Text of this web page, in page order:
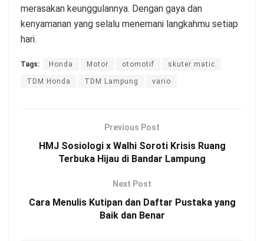
merasakan keunggulannya. Dengan gaya dan
kenyamanan yang selalu menemani langkahmu setiap
hari.
Tags: Honda Motor otomotif skuter matic
TDM Honda TDM Lampung vario
Previous Post
HMJ Sosiologi x Walhi Soroti Krisis Ruang
Terbuka Hijau di Bandar Lampung
Next Post
Cara Menulis Kutipan dan Daftar Pustaka yang
Baik dan Benar